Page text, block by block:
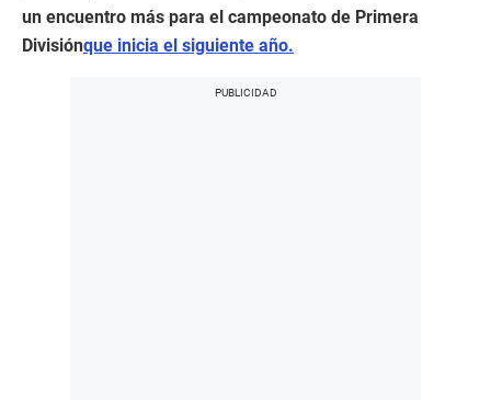
un encuentro más para el campeonato de Primera
Divisiónque inicia el siguiente año.